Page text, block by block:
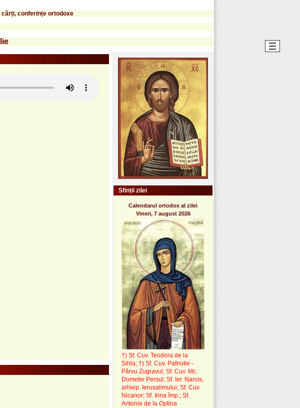
conferințe ortodoxe
Sfinții zilei
Calendarul ortodox al zilei
Vineri, 7 august 2026
†) Sf. Cuv. Teodora de la
Sihla; †) Sf. Cuv. Pafnutie -
Pârvu Zugravul ; Sf. Cuv. Mc.
Dometie Persul; Sf. Ier. Narcis,
arhiep. Ierusalimului; Sf. Cuv.
Nicanor; Sf. Irina împ.; Sf.
Antonie de la Optina